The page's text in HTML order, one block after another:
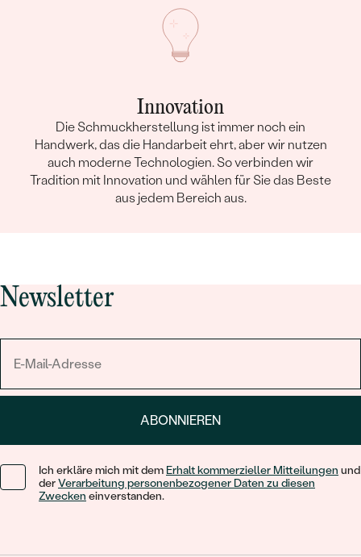
Innovation
Die Schmuckherstellung ist immer noch ein
Handwerk, das die Handarbeit ehrt, aber wir nutzen
auch moderne Technologien. So verbinden wir
Tradition mit Innovation und wählen für Sie das Beste
aus jedem Bereich aus.
Newsletter
ABONNIEREN
Ich erkläre mich mit dem Erhalt kommerzieller Mitteilungen und
derVerarbeitung personenbezogener Daten zu diesen
Zwecken einverstanden.